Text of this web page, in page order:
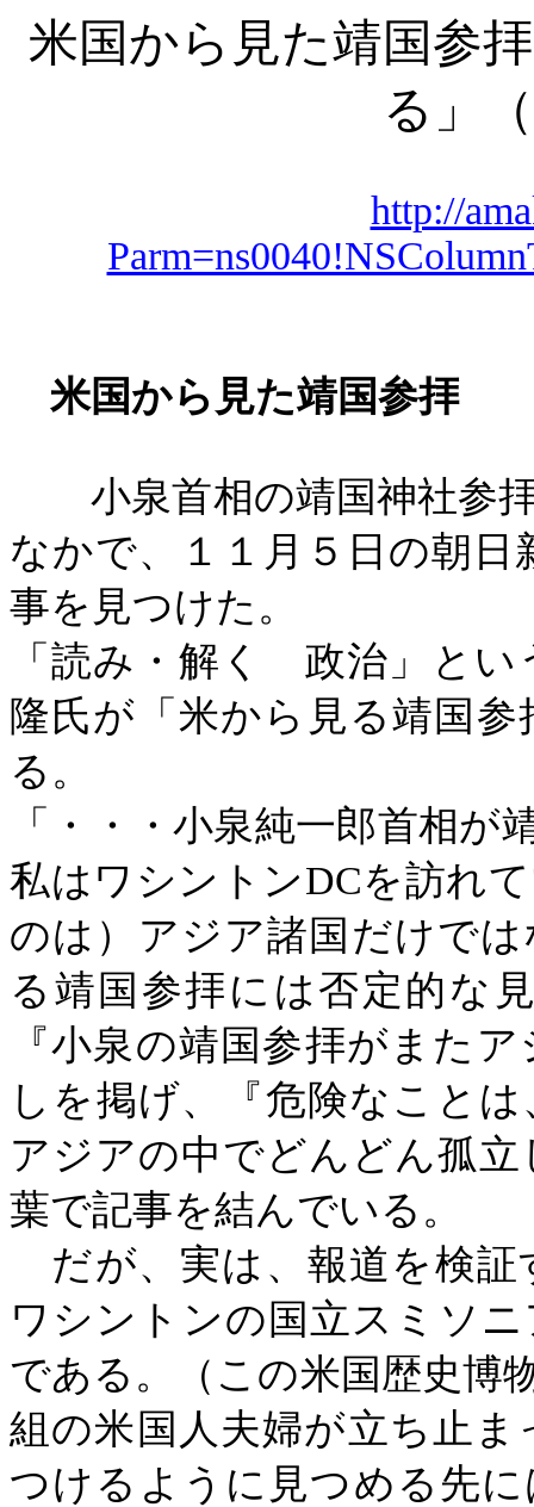
米国から見た靖国参
る」（
http://
米国から見た靖国参拝
小泉首相の靖国神社参拝
なかで、１１月５日の朝日
事を見つけた。
「読み・解く 政治」と
隆氏が「米から見る靖国
る。
「・・・小泉純一郎首相
私はワシントンDCを訪れ
のは）アジア諸国だけで
る靖国参拝には否定的な
『小泉の靖国参拝がまた
しを掲げ、『危険なこと
アジアの中でどんどん孤
葉で記事を結んでいる。
だが、実は、報道を検証
ワシントンの国立スミソ
である。（この米国歴史博
組の米国人夫婦が立ち止
つけるように見つめる先